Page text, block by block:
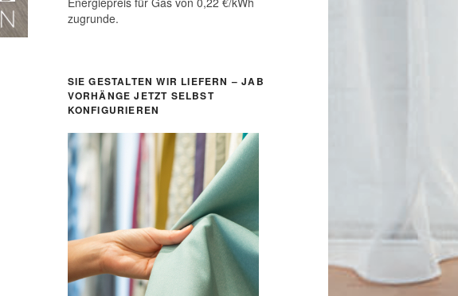
zugrunde.
SIE GESTALTEN WIR LIEFERN – JAB
VORHÄNGE JETZT SELBST
KONFIGURIEREN